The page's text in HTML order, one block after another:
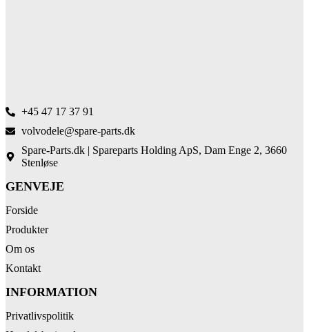
+45 47 17 37 91
volvodele@spare-parts.dk
Spare-Parts.dk | Spareparts Holding ApS, Dam Enge 2, 3660
Stenløse
GENVEJE
Forside
Produkter
Om os
Kontakt
INFORMATION
Privatlivspolitik